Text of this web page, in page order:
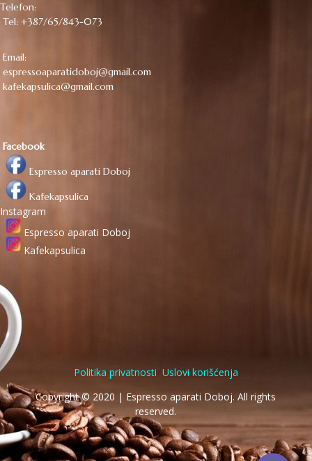
Telefon:
Tel: +387/65/843-073
Email:
espressoaparatidoboj@gmail.com
kafekapsulica@gmail.com
Facebook
Espresso aparati Doboj
Kafekapsulica
Instagram
Espresso aparati Doboj
Kafekapsulica
Politika privatnosti Uslovi korišćenja
Copyright © 2020 | Espresso aparati Doboj. All rights
reserved.